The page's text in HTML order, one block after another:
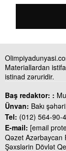
Materiallardan
istinad zəruridir.
Baş redaktor: :
Ünvan: Bakı
Tel: (012) 564-90-
E-mail: [email
Qəzet Azərbaycan
Şəxslərin Dövlət